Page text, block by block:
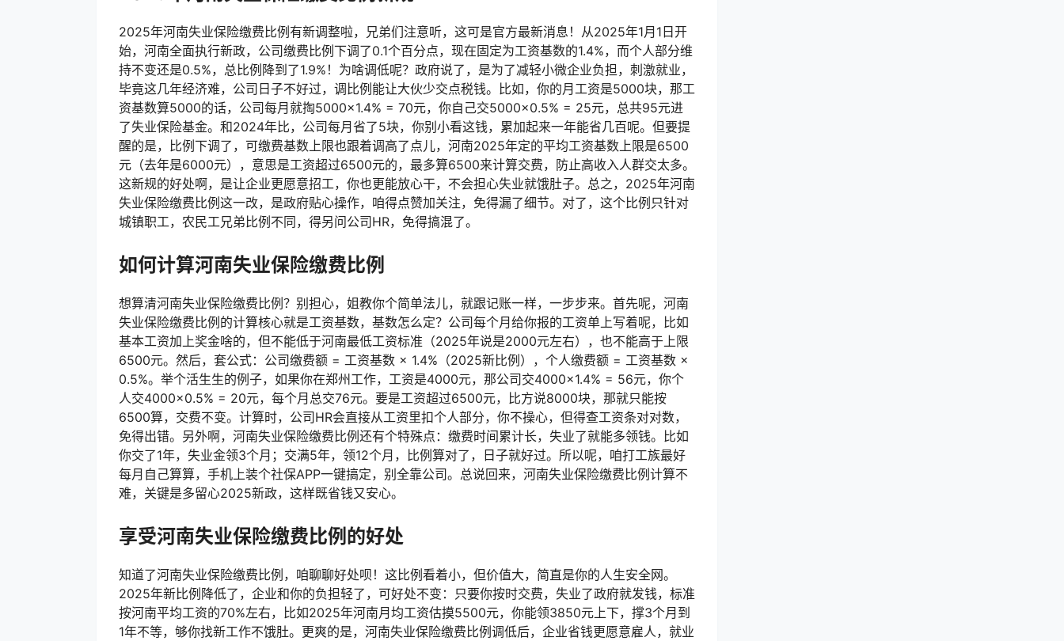
2025年河南失业保险缴费比例有新调整啦，兄弟们注意听，这可是官方最新消息！从2025年1月1日开
始，河南全面执行新政，公司缴费比例下调了0.1个百分点，现在固定为工资基数的1.4%，而个人部分维
持不变还是0.5%，总比例降到了1.9%！为啥调低呢？政府说了，是为了减轻小微企业负担，刺激就业，
毕竟这几年经济难，公司日子不好过，调比例能让大伙少交点税钱。比如，你的月工资是5000块，那工
资基数算5000的话，公司每月就掏5000×1.4% = 70元，你自己交5000×0.5% = 25元，总共95元进
了失业保险基金。和2024年比，公司每月省了5块，你别小看这钱，累加起来一年能省几百呢。但要提
醒的是，比例下调了，可缴费基数上限也跟着调高了点儿，河南2025年定的平均工资基数上限是6500
元（去年是6000元），意思是工资超过6500元的，最多算6500来计算交费，防止高收入人群交太多。
这新规的好处啊，是让企业更愿意招工，你也更能放心干，不会担心失业就饿肚子。总之，2025年河南
失业保险缴费比例这一改，是政府贴心操作，咱得点赞加关注，免得漏了细节。对了，这个比例只针对
城镇职工，农民工兄弟比例不同，得另问公司HR，免得搞混了。
如何计算河南失业保险缴费比例
想算清河南失业保险缴费比例？别担心，姐教你个简单法儿，就跟记账一样，一步步来。首先呢，河南
失业保险缴费比例的计算核心就是工资基数，基数怎么定？公司每个月给你报的工资单上写着呢，比如
基本工资加上奖金啥的，但不能低于河南最低工资标准（2025年说是2000元左右），也不能高于上限
6500元。然后，套公式：公司缴费额 = 工资基数 × 1.4%（2025新比例），个人缴费额 = 工资基数 ×
0.5%。举个活生生的例子，如果你在郑州工作，工资是4000元，那公司交4000×1.4% = 56元，你个
人交4000×0.5% = 20元，每个月总交76元。要是工资超过6500元，比方说8000块，那就只能按
6500算，交费不变。计算时，公司HR会直接从工资里扣个人部分，你不操心，但得查工资条对对数，
免得出错。另外啊，河南失业保险缴费比例还有个特殊点：缴费时间累计长，失业了就能多领钱。比如
你交了1年，失业金领3个月；交满5年，领12个月，比例算对了，日子就好过。所以呢，咱打工族最好
每月自己算算，手机上装个社保APP一键搞定，别全靠公司。总说回来，河南失业保险缴费比例计算不
难，关键是多留心2025新政，这样既省钱又安心。
享受河南失业保险缴费比例的好处
知道了河南失业保险缴费比例，咱聊聊好处呗！这比例看着小，但价值大，简直是你的人生安全网。
2025年新比例降低了，企业和你的负担轻了，可好处不变：只要你按时交费，失业了政府就发钱，标准
按河南平均工资的70%左右，比如2025年河南月均工资估摸5500元，你能领3850元上下，撑3个月到
1年不等，够你找新工作不饿肚。更爽的是，河南失业保险缴费比例调低后，企业省钱更愿意雇人，就业